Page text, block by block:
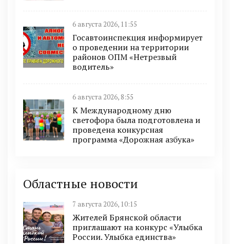
6 августа 2026, 11:55
Госавтоинспекция информирует
о проведении на территории
районов ОПМ «Нетрезвый
водитель»
6 августа 2026, 8:55
К Международному дню
светофора была подготовлена и
проведена конкурсная
программа «Дорожная азбука»
Областные новости
7 августа 2026, 10:15
Жителей Брянской области
приглашают на конкурс «Улыбка
России. Улыбка единства»